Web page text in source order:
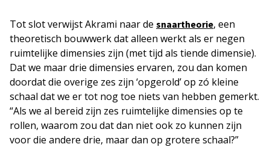
Tot slot verwijst Akrami naar de snaartheorie, een
theoretisch bouwwerk dat alleen werkt als er negen
ruimtelijke dimensies zijn (met tijd als tiende dimensie).
Dat we maar drie dimensies ervaren, zou dan komen
doordat die overige zes zijn ‘opgerold’ op zó kleine
schaal dat we er tot nog toe niets van hebben gemerkt.
“Als we al bereid zijn zes ruimtelijke dimensies op te
rollen, waarom zou dat dan niet ook zo kunnen zijn
voor die andere drie, maar dan op grotere schaal?”